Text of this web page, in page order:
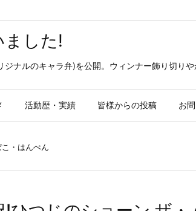
した!
ナルのキャラ弁)を公開。ウィンナー飾り切り
活動歴・実績 皆様からの投稿 お
・はんぺん